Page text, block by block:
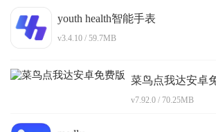
youth health智能手表
v3.4.10 / 59.7MB
菜鸟点我达安卓
v7.92.0 / 70.25MB